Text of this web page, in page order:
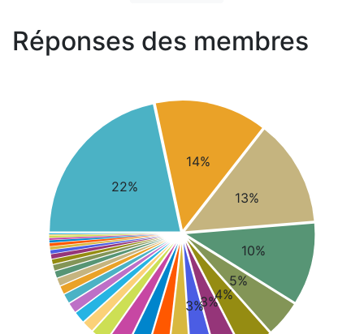
Réponses des membres
22%
14%
13%
10%
5%
4%
3%
3%